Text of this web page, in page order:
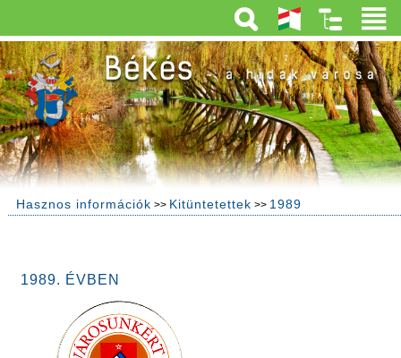
Hasznos információk >> Kitüntetettek >> 1989
1989. ÉVBEN